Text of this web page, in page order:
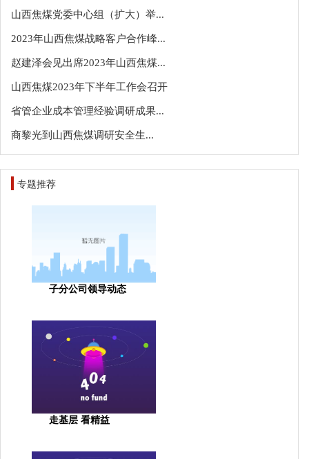
山西焦煤党委中心组（扩大）举...
2023年山西焦煤战略客户合作峰...
赵建泽会见出席2023年山西焦煤...
山西焦煤2023年下半年工作会召开
省管企业成本管理经验调研成果...
商黎光到山西焦煤调研安全生...
专题推荐
子分公司领导动态
走基层 看精益